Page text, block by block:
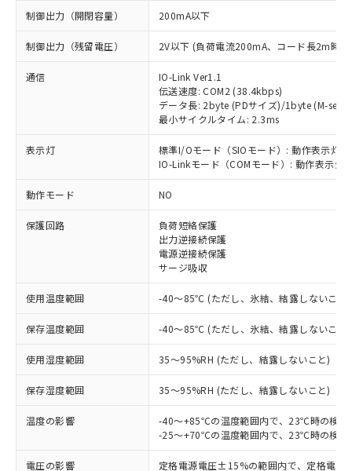
制御出力（開閉容量） 200mA以下
制御出力（残留電圧） 2V以下 (負荷電流200mA、コード長2m時)
通信
IO-Link Ver1.1
伝送速度: COM2 (38.4kbps)
データ長: 2byte (PDサイズ)/1byte (M-
最小サイクルタイム: 2.3ms
表示灯
標準I/Oモード（SIOモード）: 動作表示灯(
IO-Linkモード（COMモード）: 動作表示
動作モード NO
保護回路
負荷短絡保護
出力逆接続保護
電源逆接続保護
サージ吸収
使用温度範囲 -40～85℃ (ただし、氷結、結露しないこと)
保存温度範囲 -40～85℃ (ただし、氷結、結露しないこと)
使用湿度範囲 35～95%RH (ただし、結露しないこと)
保存湿度範囲 35～95%RH (ただし、結露しないこと)
温度の影響
-40～+85℃の温度範囲内で、23℃時の検
-25～+70℃の温度範囲内で、23℃時の検
電圧の影響 定格電源電圧±15%の範囲内で、定格電
ご利用条件
以下の条件をお読みいただき、同意のうえ
ご利用ください。
本サービスは、当社制御機器事業取扱
商品の当社在庫状況および標準価格
(税抜)を提供させていただくもので
当社制御機器事業取扱商品の中には、
本サービスの対象外となる商品もある
対応済み：EU RoHS指令（10物質）の
非含有に対応した製品が提供可能な商品で
対応予定：EU RoHS指令（10物質）の非含
有に対応した製品に切り替える予定のある
商品です。
対応予定なし：EU RoHS指令（10物質）の
非含有に非対応の商品で、対応品を出す予
調査・確認中：EU RoHS指令（10物質）の
非含有の対応状況を調査中または確認中の
商品です。
非該当品：ライセンス料など無形物で、有
害物質有無と関係のない商品です。
仕入先様の事情により、非含有部品として
いたものが、含有品と判明した場合などや
※1 中国RoHS○×表
「○」：最大均質材料含有率が中国RoHSの
基準値以下であることを示します。
「×」：最大均質材料含有率が中国RoHSの
基準値を超えていることを示します。